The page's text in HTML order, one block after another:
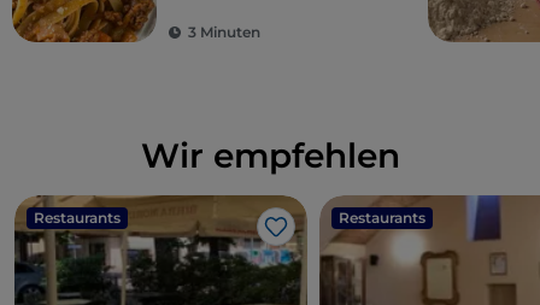
3 Minuten
Wir empfehlen
Restaurants
Like
Restaurants